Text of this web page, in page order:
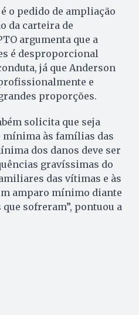
o pedido de ampliação
da carteira de
argumenta que a
é desproporcional
já que Anderson
e
proporções.
solicita que seja
às famílias das
dos danos deve ser
gravíssimas do
das vítimas e às
amparo mínimo diante
sofreram”, pontuou a